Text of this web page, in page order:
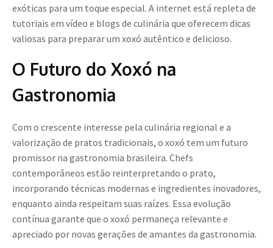
exóticas para um toque especial. A internet está repleta de
tutoriais em vídeo e blogs de culinária que oferecem dicas
valiosas para preparar um xoxó autêntico e delicioso.
O Futuro do Xoxó na
Gastronomia
Com o crescente interesse pela culinária regional e a
valorização de pratos tradicionais, o xoxó tem um futuro
promissor na gastronomia brasileira. Chefs
contemporâneos estão reinterpretando o prato,
incorporando técnicas modernas e ingredientes inovadores,
enquanto ainda respeitam suas raízes. Essa evolução
contínua garante que o xoxó permaneça relevante e
apreciado por novas gerações de amantes da gastronomia.